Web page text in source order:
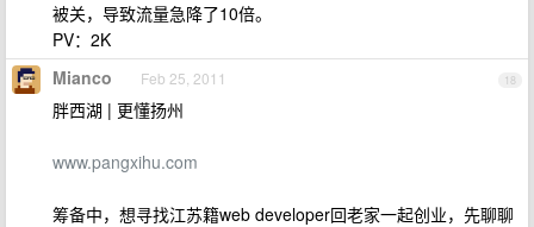
被关，导致流量急降了10倍。
PV：2K
18
Mianco Feb 25, 2011
胖西湖 | 更懂扬州
www.pangxihu.com
筹备中，想寻找江苏籍web developer回老家一起创业，先聊聊